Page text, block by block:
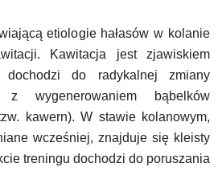
etiologie hałasów w kolanie
Kawitacja jest zjawiskiem
do radykalnej zmiany
wygenerowaniem bąbelków
kawern). W stawie kolanowym,
wcześniej, znajduje się kleisty
treningu dochodzi do poruszania